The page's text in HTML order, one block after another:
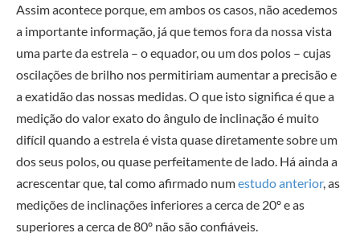
Assim acontece porque, em ambos os casos, não acedemos
a importante informação, já que temos fora da nossa vista
uma parte da estrela – o equador, ou um dos polos – cujas
oscilações de brilho nos permitiriam aumentar a precisão e
a exatidão das nossas medidas. O que isto significa é que a
medição do valor exato do ângulo de inclinação é muito
difícil quando a estrela é vista quase diretamente sobre um
dos seus polos, ou quase perfeitamente de lado. Há ainda a
acrescentar que, tal como afirmado numestudo anterior, as
medições de inclinações inferiores a cerca de 20º e as
superiores a cerca de 80º não são confiáveis.